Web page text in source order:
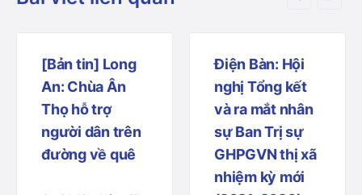
[Bản tin] Long
An: Chùa Ân
Thọ hỗ trợ
người dân trên
đường về quê
Điện Bàn: Hội
nghị Tổng kết
và ra mắt nhân
sự Ban Trị sự
GHPGVN thị xã
nhiệm kỳ mới